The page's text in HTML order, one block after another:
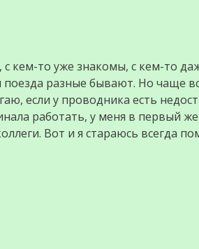
кем-то уже знакомы, с кем-то
разные бывают. Но чаще
если у проводника есть
работать, у меня в первый
Вот и я стараюсь всегда